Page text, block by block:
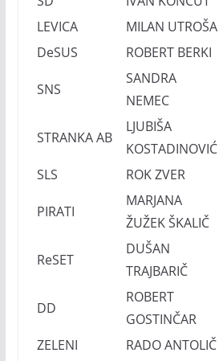
LEVICA
MILAN UTROŠA
DeSUS
ROBERT BERKI
SNS
SANDRA
NEMEC
STRANKA AB
LJUBIŠA
KOSTADINOVIĆ
SLS ROK ZVER
PIRATI
MARJANA
ŽUŽEK ŠKALIČ
ReSET
DUŠAN
TRAJBARIČ
DD
ROBERT
GOSTINČAR
ZELENI RADO ANTOLIČ